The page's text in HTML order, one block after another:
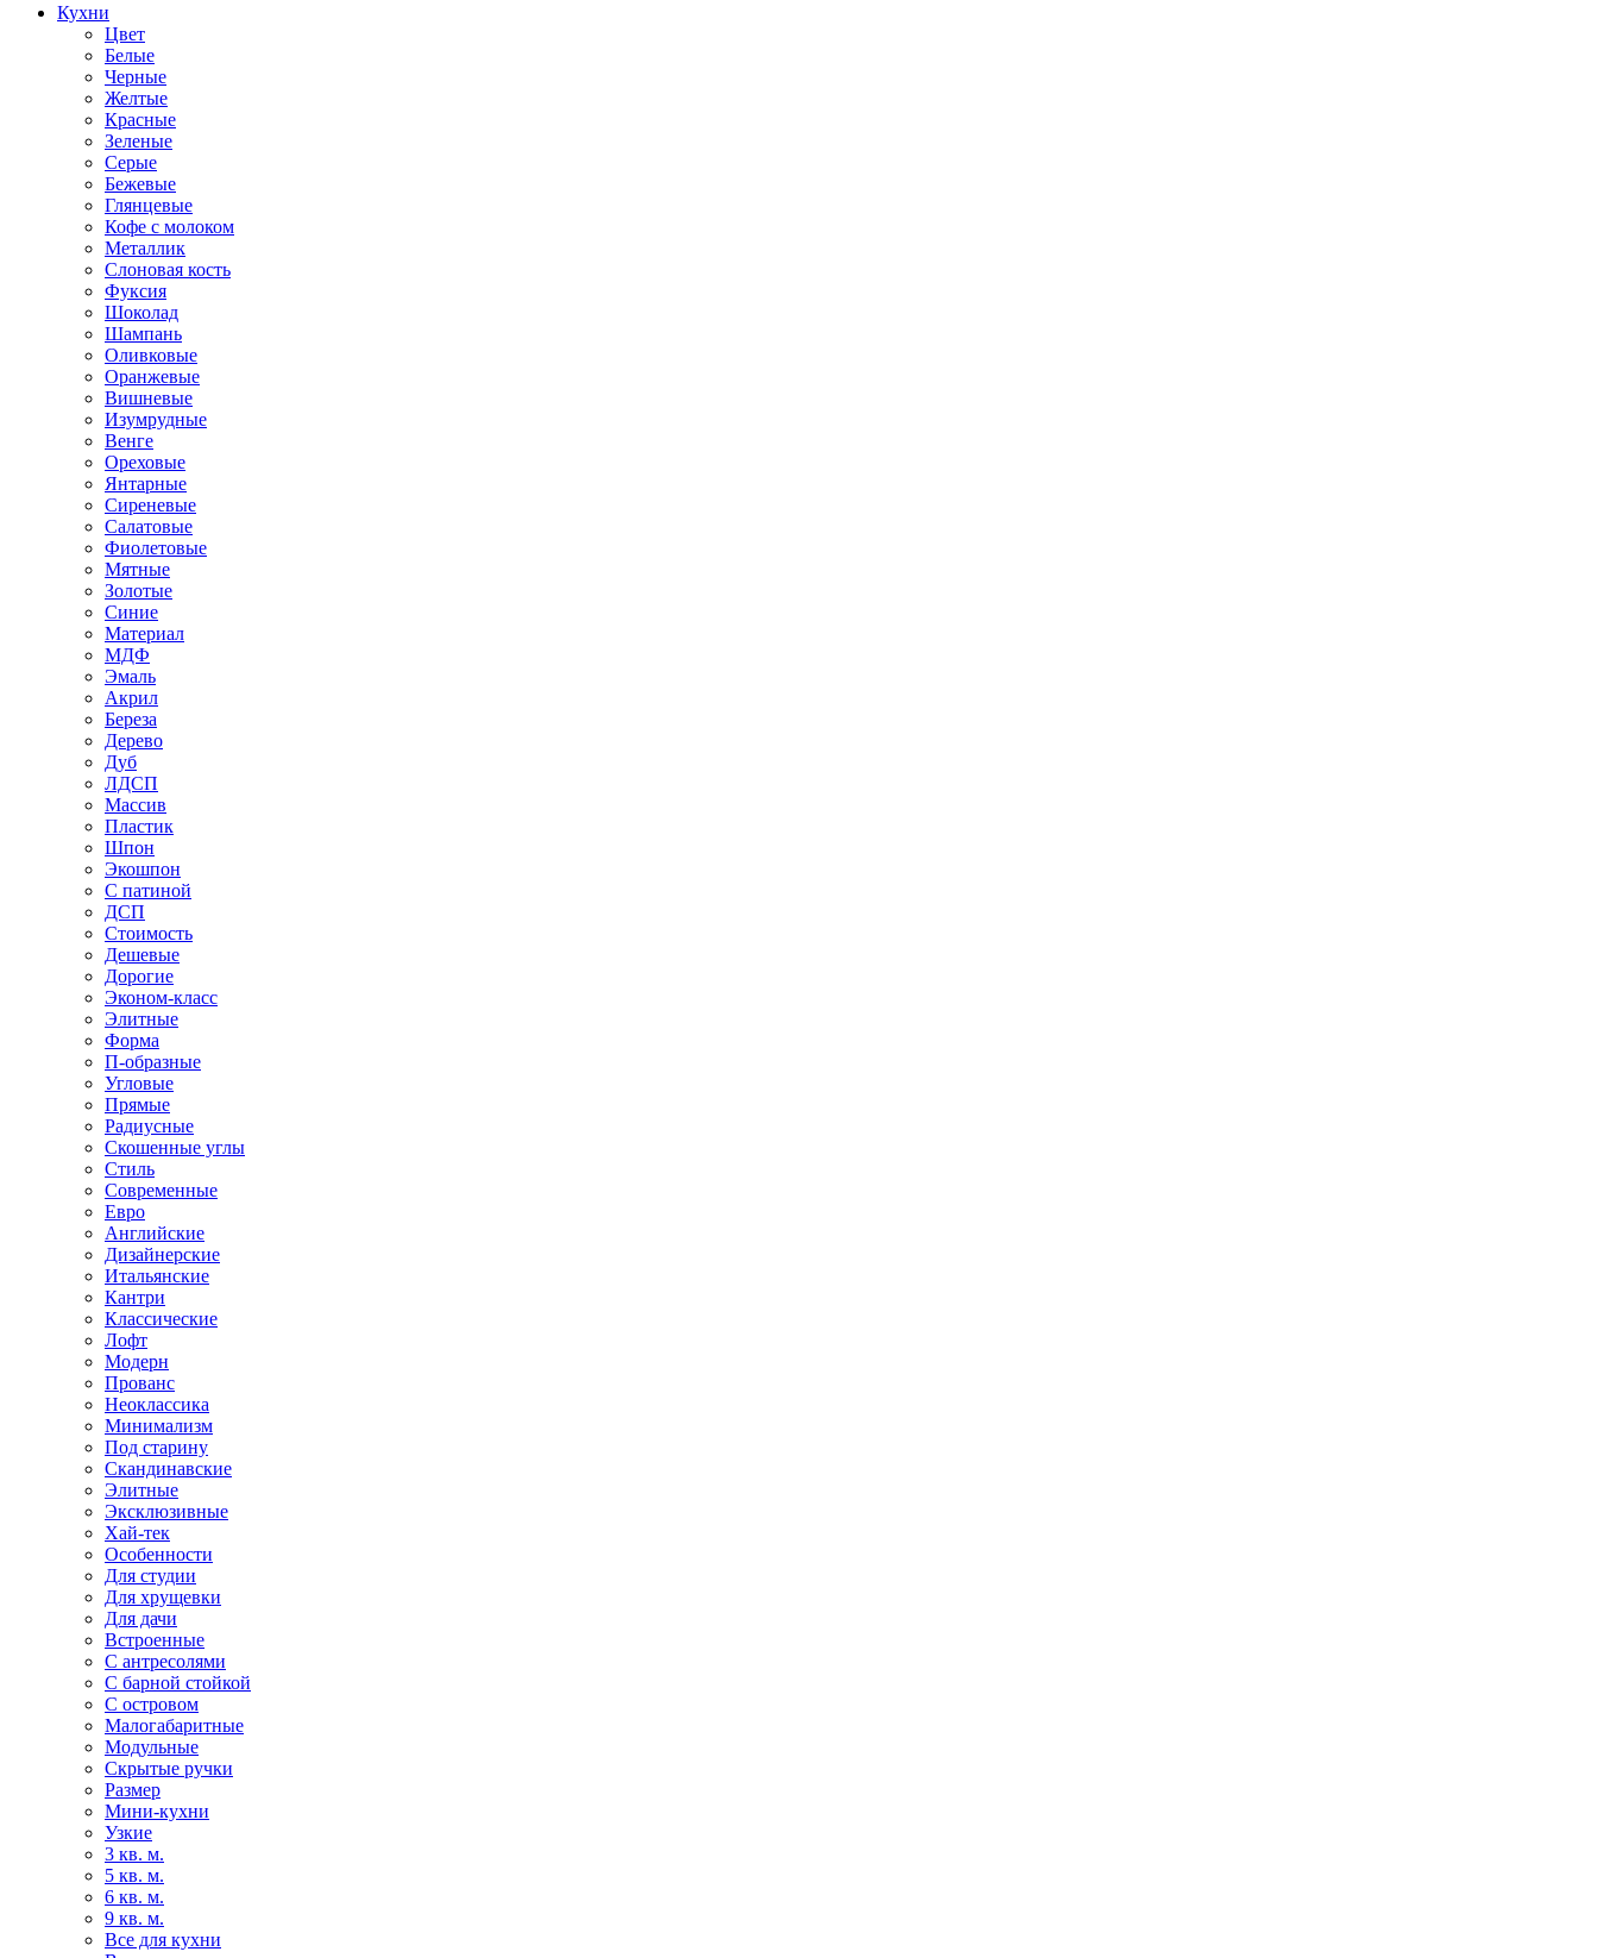
Кухни
Цвет
Белые
Черные
Желтые
Красные
Зеленые
Серые
Бежевые
Глянцевые
Кофе с молоком
Металлик
Слоновая кость
Фуксия
Шоколад
Шампань
Оливковые
Оранжевые
Вишневые
Изумрудные
Венге
Ореховые
Янтарные
Сиреневые
Салатовые
Фиолетовые
Мятные
Золотые
Синие
Материал
МДФ
Эмаль
Акрил
Береза
Дерево
Дуб
ЛДСП
Массив
Пластик
Шпон
Экошпон
С патиной
ДСП
Стоимость
Дешевые
Дорогие
Эконом-класс
Элитные
Форма
П-образные
Угловые
Прямые
Радиусные
Скошенные углы
Стиль
Современные
Евро
Английские
Дизайнерские
Итальянские
Кантри
Классические
Лофт
Модерн
Прованс
Неоклассика
Минимализм
Под старину
Скандинавские
Элитные
Эксклюзивные
Хай-тек
Особенности
Для студии
Для хрущевки
Для дачи
Встроенные
С антресолями
С барной стойкой
С островом
Малогабаритные
Модульные
Скрытые ручки
Размер
Мини-кухни
Узкие
3 кв. м.
5 кв. м.
6 кв. м.
9 кв. м.
Все для кухни